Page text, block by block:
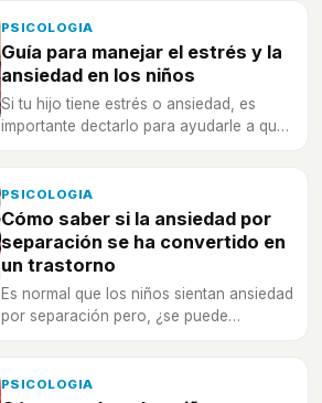
PSICOLOGIA
Guía para manejar el estrés y la
ansiedad en los niños
Si tu hijo tiene estrés o ansiedad, es
importante dectarlo para ayudarle a que
PSICOLOGIA
Cómo saber si la ansiedad por
separación se ha convertido en
un trastorno
Es normal que los niños sientan ansiedad
por separación pero, ¿se puede
PSICOLOGIA